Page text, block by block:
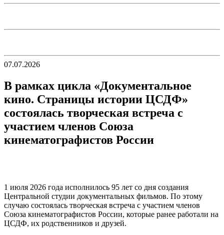
07.07.2026
В рамках цикла «Документальное
кино. Страницы истории ЦСДФ»
состоялась творческая встреча с
участием членов Союза
кинематографистов России
1 июля 2026 года исполнилось 95 лет со дня создания
Центральной студии документальных фильмов. По этому
случаю состоялась творческая встреча с участием членов
Союза кинематографистов России, которые ранее работали на
ЦСДФ, их родственников и друзей.